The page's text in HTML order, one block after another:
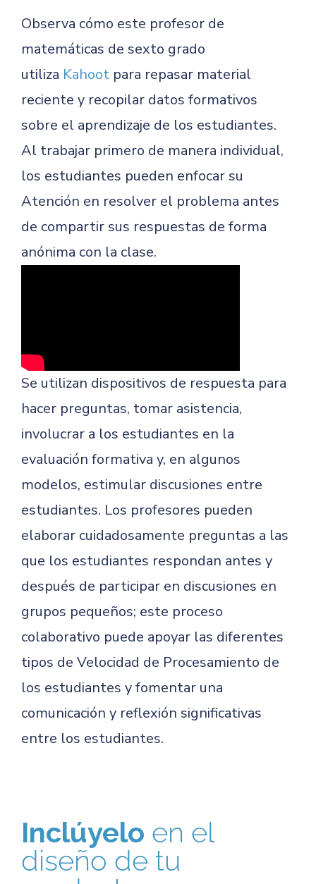
Observa cómo este profesor de
matemáticas de sexto grado
utiliza Kahoot para repasar material
reciente y recopilar datos formativos
sobre el aprendizaje de los estudiantes.
Al trabajar primero de manera individual,
los estudiantes pueden enfocar su
Atención en resolver el problema antes
de compartir sus respuestas de forma
anónima con la clase.
Se utilizan dispositivos de respuesta para
hacer preguntas, tomar asistencia,
involucrar a los estudiantes en la
evaluación formativa y, en algunos
modelos, estimular discusiones entre
estudiantes. Los profesores pueden
elaborar cuidadosamente preguntas a las
que los estudiantes respondan antes y
después de participar en discusiones en
grupos pequeños; este proceso
colaborativo puede apoyar las diferentes
tipos de Velocidad de Procesamiento de
los estudiantes y fomentar una
comunicación y reflexión significativas
entre los estudiantes.
Inclúyelo en el
diseño de tu